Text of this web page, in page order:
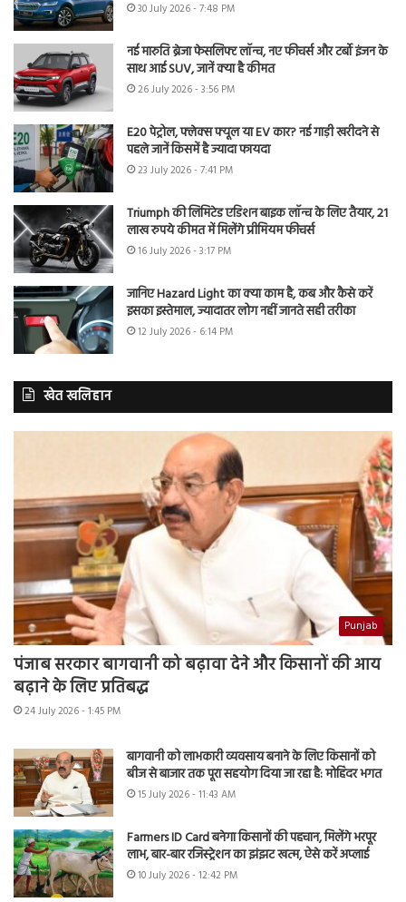
30 July 2026 - 7:48 PM
नई मारुति ब्रेजा फेसलिफ्ट लॉन्च, नए फीचर्स और टर्बो इंजन के
साथ आई SUV, जानें क्या है कीमत
26 July 2026 - 3:56 PM
E20 पेट्रोल, फ्लेक्स फ्यूल या EV कार? नई गाड़ी खरीदने से
पहले जानें किसमें है ज्यादा फायदा
23 July 2026 - 7:41 PM
Triumph की लिमिटेड एडिशन बाइक लॉन्च के लिए तैयार, 21
लाख रुपये कीमत में मिलेंगे प्रीमियम फीचर्स
16 July 2026 - 3:17 PM
जानिए Hazard Light का क्या काम है, कब और कैसे करें
इसका इस्तेमाल, ज्यादातर लोग नहीं जानते सही तरीका
12 July 2026 - 6:14 PM
खेत खलिहान
Punjab
पंजाब सरकार बागवानी को बढ़ावा देने और किसानों की आय
बढ़ाने के लिए प्रतिबद्ध
24 July 2026 - 1:45 PM
बागवानी को लाभकारी व्यवसाय बनाने के लिए किसानों को
बीज से बाजार तक पूरा सहयोग दिया जा रहा है: मोहिंदर भगत
15 July 2026 - 11:43 AM
Farmers ID Card बनेगा किसानों की पहचान, मिलेंगे भरपूर
लाभ, बार-बार रजिस्ट्रेशन का झंझट खत्म, ऐसे करें अप्लाई
10 July 2026 - 12:42 PM